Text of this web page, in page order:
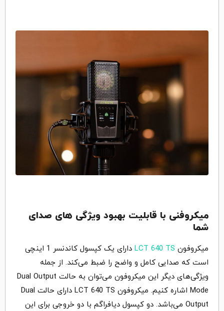
میکروفنی با قابلیت بهبود ویژگی های صدای
شما
میکروفون LCT 640 TS
دارای یک کپسول کاندنسر 1 اینچی
است که صدایی کامل و واضح را ضبط می‌کند. از جمله
ویژگی‌های دیگر این میکروفون می‌توان به حالت Dual Output
Mode اشاره کنیم. میکروفون LCT 640 TS دارای حالت Dual
Output می‌باشد. دو کپسول دیافراگم با دو خروجی برای این